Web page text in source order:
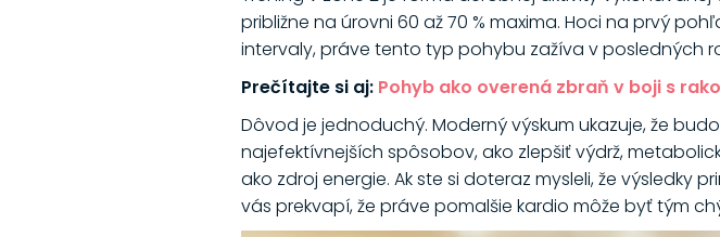
približne na úrovni 60 až 70 % maxima. Hoci na prvý
intervaly, práve tento typ pohybu zažíva v posledných
Prečítajte si aj: Pohyb ako overená zbraň v boji s
Dôvod je jednoduchý. Moderný výskum ukazuje, že
najefektívnejších spôsobov, ako zlepšiť výdrž,
ako zdroj energie. Ak ste si doteraz mysleli, že výsledky
vás prekvapí, že práve pomalšie kardio môže byť tým